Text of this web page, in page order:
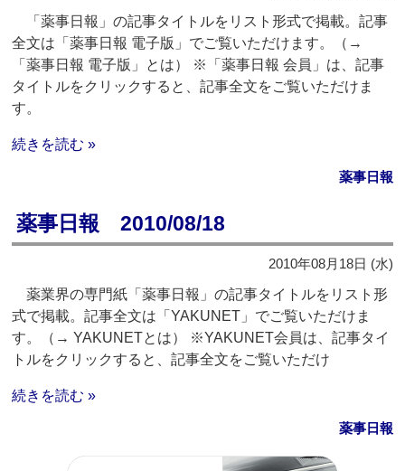
「薬事日報」の記事タイトルをリスト形式で掲載。記事
全文は「薬事日報 電子版」でご覧いただけます。（→
「薬事日報 電子版」とは） ※「薬事日報 会員」は、記事
タイトルをクリックすると、記事全文をご覧いただけま
す。
続きを読む »
薬事日報
薬事日報 2010/08/18
2010年08月18日 (水)
薬業界の専門紙「薬事日報」の記事タイトルをリスト形
式で掲載。記事全文は「YAKUNET」でご覧いただけま
す。（→ YAKUNETとは） ※YAKUNET会員は、記事タイ
トルをクリックすると、記事全文をご覧いただけ
続きを読む »
薬事日報